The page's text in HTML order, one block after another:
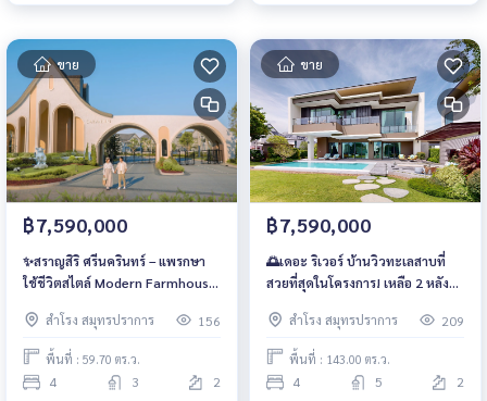
ขาย
฿7,590,000
✨สราญสิริ ศรีนครินทร์ – แพรกษา
ใช้ชีวิตสไตล์ Modern Farmhouse
บ้านหลังใหญ่ เพดานสูง 4.5 ม. อยู่
สบายทั้งครอบครัว 📞 061-
6161426 | 065-4496399 💚 LINE:
@wsrcondo
สำโรง สมุทรปราการ 156
พื้นที่ : 59.70 ตร.ว.
4 3 2
ขาย
฿7,590,000
🌅เดอะ ริเวอร์ บ้านวิวทะเลสาบที่
สวยที่สุดในโครงการ! เหลือ 2 หลัง
เพิ่มเติม/นัดชมบ้าน 📲061-
6161426 | 065-4496399 🟩 LINE:
@wsrcondo
สำโรง สมุทรปราการ 209
พื้นที่ : 143.00 ตร.ว.
4 5 2